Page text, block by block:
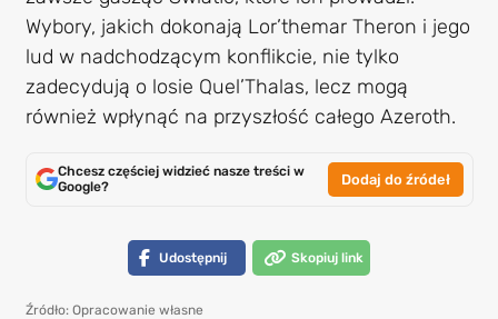
Wybory, jakich dokonają Lor’themar Theron i jego
lud w nadchodzącym konflikcie, nie tylko
zadecydują o losie Quel’Thalas, lecz mogą
również wpłynąć na przyszłość całego Azeroth.
Chcesz częściej widzieć nasze treści w
Google?
Dodaj do źródeł
Udostępnij Skopiuj link
Źródło: Opracowanie własne